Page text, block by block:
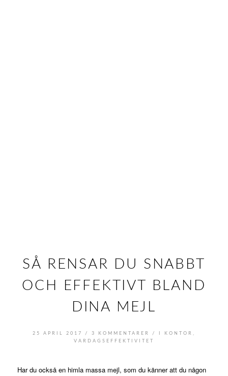
SÅ RENSAR DU SNABBT
OCH EFFEKTIVT BLAND
DINA MEJL
25 APRIL 2017 / 3 KOMMENTARER / KONTOR ,
VARDAGSEFFEKTIVITET
Har du också en himla massa mejl, som du känner att du någon